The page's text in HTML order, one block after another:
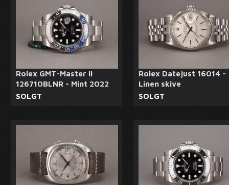
Rolex GMT-Master II
126710BLNR - Mint 2022
SOLGT
Rolex Datejust 16014 -
Linen skive
SOLGT